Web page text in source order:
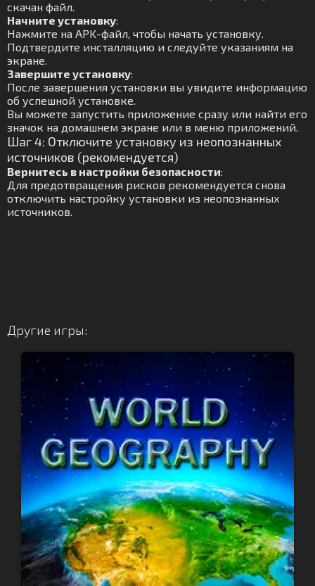
скачан файл.
Начните установку:
Нажмите на APK-файл, чтобы начать установку.
Подтвердите инсталляцию и следуйте указаниям на
экране.
Завершите установку:
После завершения установки вы увидите информацию
об успешной установке.
Вы можете запустить приложение сразу или найти его
значок на домашнем экране или в меню приложений.
Шаг 4: Отключите установку из неопознанных
источников (рекомендуется)
Вернитесь в настройки безопасности:
Для предотвращения рисков рекомендуется снова
отключить настройку установки из неопознанных
источников.
Другие игры: